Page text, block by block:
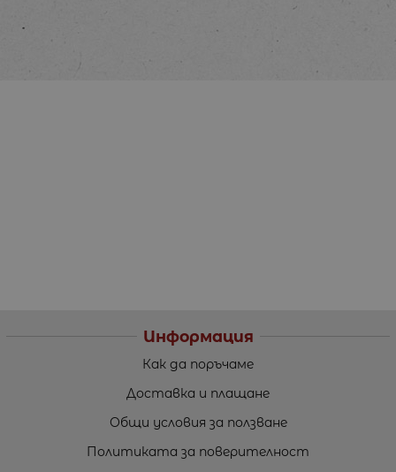
Информация
Как да поръчаме
Доставка и плащане
Общи условия за ползване
Политиката за поверителност